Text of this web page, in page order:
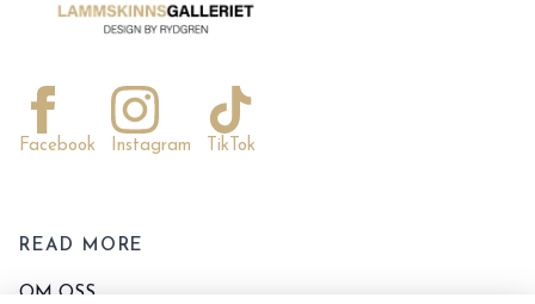
Facebook Instagram TikTok
READ MORE
OM OSS